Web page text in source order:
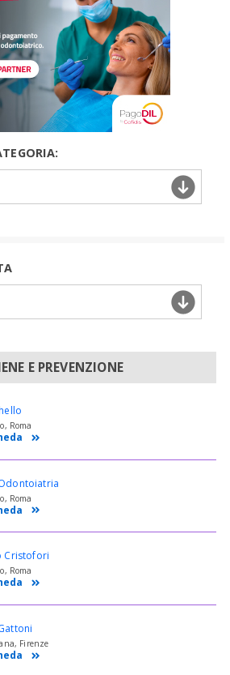
E PREVENZIONE
Roma
Roma
Cristofori
Roma
Firenze